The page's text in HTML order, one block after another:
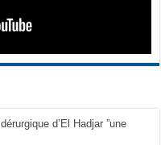
d’El Hadjar ”une